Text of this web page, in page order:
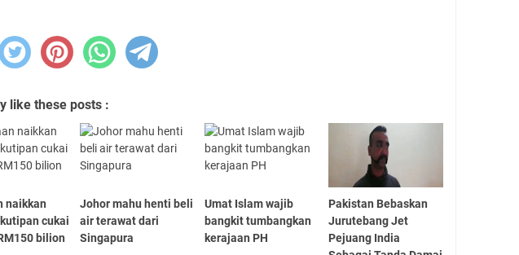
like these posts :
naikkan
cukai
bilion
Johor mahu henti beli
air terawat dari
Singapura
Umat Islam wajib
bangkit tumbangkan
kerajaan PH
Pakistan Bebaskan
Jurutebang Jet
Pejuang India